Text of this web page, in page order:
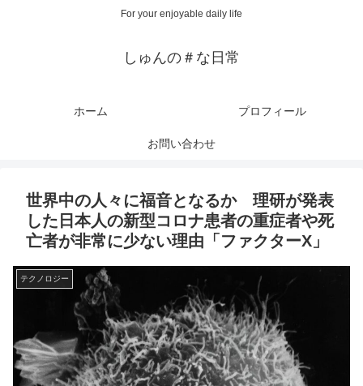
For your enjoyable daily life
しゅんの＃な日常
ホーム プロフィール
お問い合わせ
世界中の人々に福音となるか 理研が発表
した日本人の新型コロナ患者の重症者や死
亡者が非常に少ない理由「ファクターX」
テクノロジー